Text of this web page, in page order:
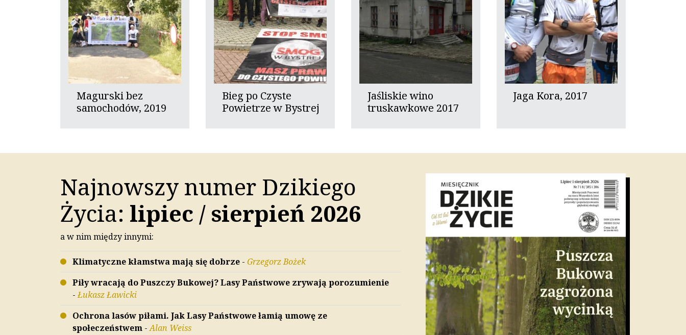
Magurski bez
samochodów, 2019
Bieg po Czyste
Powietrze w Bystrej
Jaśliskie wino
truskawkowe 2017
Jaga Kora, 2017
Najnowszy numer Dzikiego
Życia: lipiec / sierpień 2026
a w nim między innymi:
Klimatyczne kłamstwa mają się dobrze - Grzegorz Bożek
Piły wracają do Puszczy Bukowej? Lasy Państwowe zrywają porozumienie
-Łukasz Ławicki
Ochrona lasów piłami. Jak Lasy Państwowe łamią umowę ze
społeczeństwem -Alan Weiss